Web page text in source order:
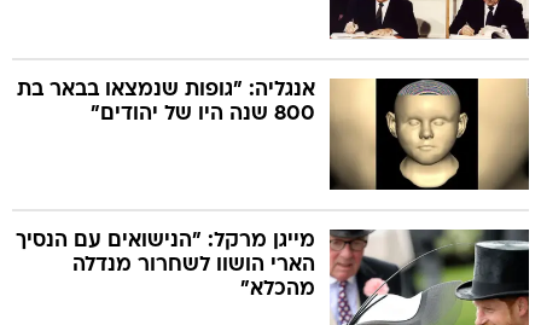
אנגליה: "גופות שנמצאו בבאר בת
800 שנה היו של יהודים"
מייגן מרקל: "הנישואים עם הנסיך
הארי הושוו לשחרור מנדלה
מהכלא"